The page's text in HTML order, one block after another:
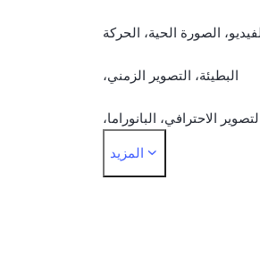
الصورة الحية، الحركة
البطيئة، التصوير الزمني،
الاحترافي، البانوراما،
المزيد